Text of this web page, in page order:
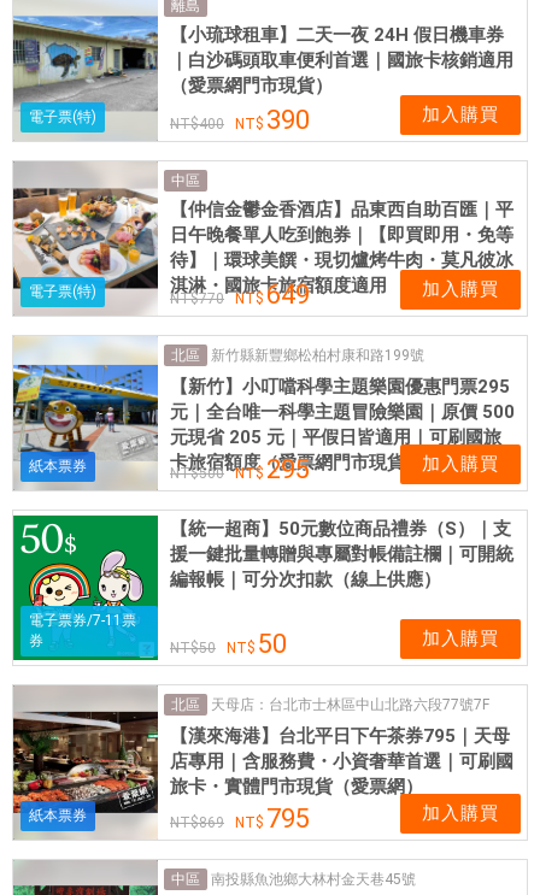
電子票(特)
離島
【小琉球租車】二天一夜 24H 假日機車券
｜白沙碼頭取車便利首選｜國旅卡核銷適用
（愛票網門市現貨）
400 390 加入購買
電子票(特)
中區
【仲信金鬱金香酒店】品東西自助百匯｜平
日午晚餐單人吃到飽券｜【即買即用・免等
待】｜環球美饌・現切爐烤牛肉・莫凡彼冰
淇淋・國旅卡旅宿額度適用
770 649 加入購買
紙本票券
北區 新竹縣新豐鄉松柏村康和路199號
【新竹】小叮噹科學主題樂園優惠門票295
元｜全台唯一科學主題冒險樂園｜原價 500
元現省 205 元｜平假日皆適用｜可刷國旅
卡旅宿額度（愛票網門市現貨供應）
500 295 加入購買
電子票券/7-11票
券
【統一超商】50元數位商品禮券（S）｜支
援一鍵批量轉贈與專屬對帳備註欄｜可開統
編報帳｜可分次扣款（線上供應）
50 50 加入購買
紙本票券
北區 天母店：台北市士林區中山北路六段77號7F
【漢來海港】台北平日下午茶券795｜天母
店專用｜含服務費・小資奢華首選｜可刷國
旅卡・實體門市現貨（愛票網）
869 795 加入購買
中區 南投縣魚池鄉大林村金天巷45號